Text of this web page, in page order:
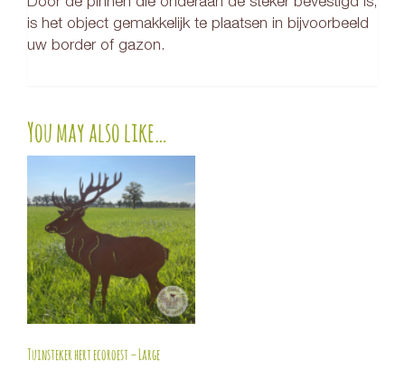
is het object gemakkelijk te plaatsen in bijvoorbeeld
uw border of gazon.
You may also like…
Tuinsteker hert ecoroest – Large